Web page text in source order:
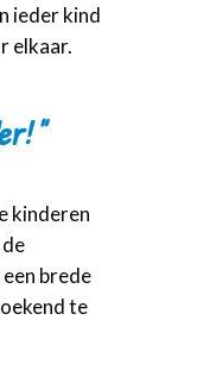
ieder kind
elkaar.
"
kinderen
brede
te